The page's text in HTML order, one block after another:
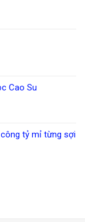
Cao Su
công tỷ mỉ từng sợi